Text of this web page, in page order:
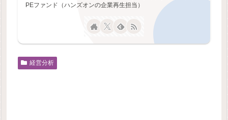
PEファンド（ハンズオンの企業再生担当）
経営分析